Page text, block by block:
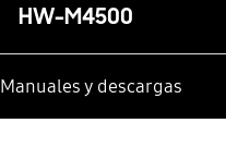
HW-M4500
Manuales y descargas